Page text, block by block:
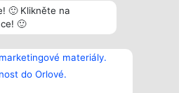
🙂 Klikněte na
🙂
materiály.
do Orlové.
Vítězové
Seznam všech
laureátů
Zásady
Kontakt